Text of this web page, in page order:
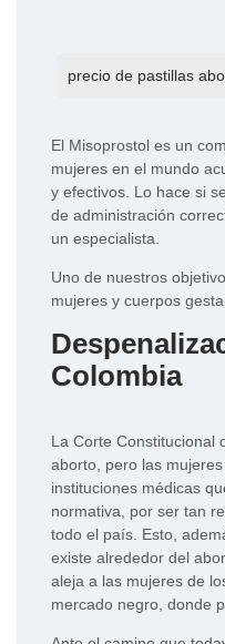
precio de pastillas
El Misoprostol es un
mujeres en el mundo
y efectivos. Lo hace si
de administración
un especialista.
Uno de nuestros
mujeres y cuerpos
Colombia
La Corte Constitucional
aborto, pero las
instituciones médicas
normativa, por ser tan
todo el país. Esto,
existe alrededor del
aleja a las mujeres de
mercado negro, donde